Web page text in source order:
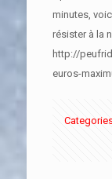
minutes,
résister à la
http://
euros-